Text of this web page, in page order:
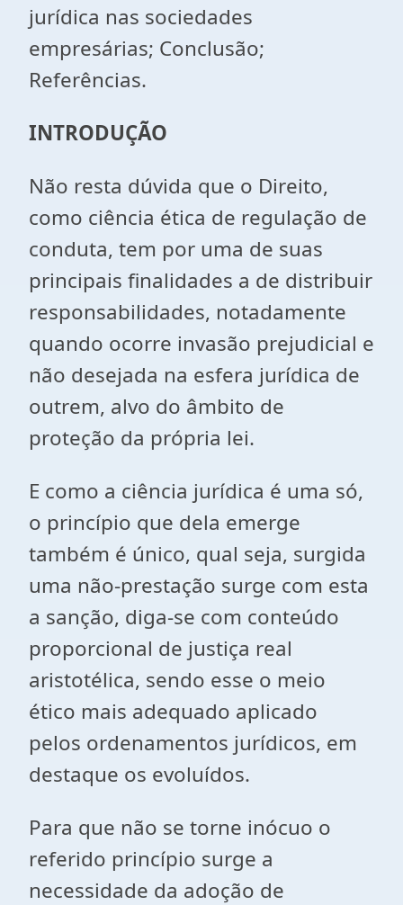
jurídica nas sociedades
empresárias; Conclusão;
Referências.
INTRODUÇÃO
Não resta dúvida que o Direito,
como ciência ética de regulação de
conduta, tem por uma de suas
principais finalidades a de distribuir
responsabilidades, notadamente
quando ocorre invasão prejudicial e
não desejada na esfera jurídica de
outrem, alvo do âmbito de
proteção da própria lei.
E como a ciência jurídica é uma só,
o princípio que dela emerge
também é único, qual seja, surgida
uma não-prestação surge com esta
a sanção, diga-se com conteúdo
proporcional de justiça real
aristotélica, sendo esse o meio
ético mais adequado aplicado
pelos ordenamentos jurídicos, em
destaque os evoluídos.
Para que não se torne inócuo o
referido princípio surge a
necessidade da adoção de